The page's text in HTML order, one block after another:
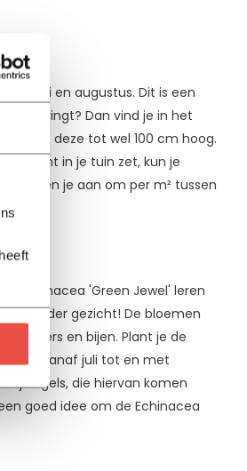
juli en augustus. Dit is een
springt? Dan vind je in het
wordt deze tot wel 100 cm hoog.
plant in je tuin zet, kun je
raden je aan om per m² tussen
Echinacea 'Green Jewel' leren
bijzonder gezicht! De bloemen
vlinders en bijen. Plant je de
Vanaf juli tot en met
vogels, die hiervan komen
goed idee om de Echinacea